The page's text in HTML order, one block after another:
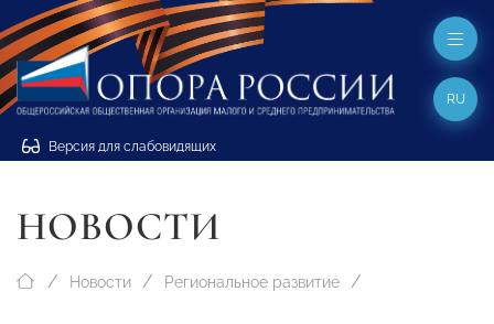
Версия для слабовидящих
RU
НОВОСТИ
Новости Региональное развитие